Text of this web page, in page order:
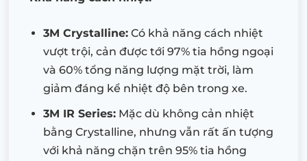
3M Crystalline: Có khả năng cách nhiệt
vượt trội, cản được tới 97% tia hồng ngoại
và 60% tổng năng lượng mặt trời, làm
giảm đáng kể nhiệt độ bên trong xe.
3M IR Series: Mặc dù không cản nhiệt
bằng Crystalline, nhưng vẫn rất ấn tượng
với khả năng chặn trên 95% tia hồng